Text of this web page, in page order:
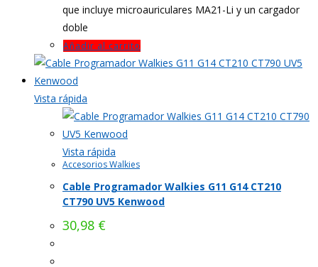
que incluye microauriculares MA21-Li y un cargador
doble
Añadir al carrito
Vista rápida
Vista rápida
Accesorios Walkies
Cable Programador Walkies G11 G14 CT210
CT790 UV5 Kenwood
30,98 €